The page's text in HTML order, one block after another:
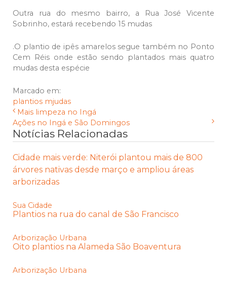
Outra rua do mesmo bairro, a Rua José Vicente
Sobrinho, estará recebendo 15 mudas
.O plantio de ipês amarelos segue também no Ponto
Cem Réis onde estão sendo plantados mais quatro
mudas desta espécie
Marcado em:
plantios mjudas
Mais limpeza no Ingá
Ações no Ingá e São Domingos
Notícias Relacionadas
Cidade mais verde: Niterói plantou mais de 800
árvores nativas desde março e ampliou áreas
arborizadas
Sua Cidade
Plantios na rua do canal de São Francisco
Arborização Urbana
Oito plantios na Alameda São Boaventura
Arborização Urbana